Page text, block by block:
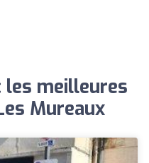
les meilleures
Mureaux